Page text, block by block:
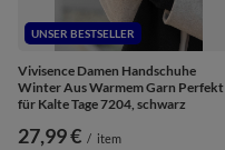
UNSER BESTSELLER
Vivisence Damen Handschuhe
Winter Aus Warmem Garn Perfekt
für Kalte Tage 7204, schwarz
27,99 € / item